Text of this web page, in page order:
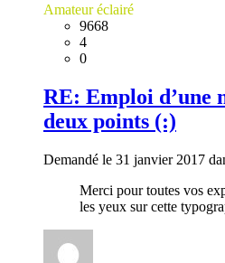
Amateur éclairé
9668
4
0
RE: Emploi d’une
deux points (:)
Demandé le 31 janvier 2017
Merci pour toutes vos
les yeux sur cette